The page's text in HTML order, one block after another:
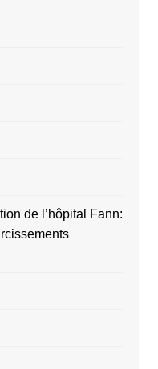
de l’hôpital Fann: